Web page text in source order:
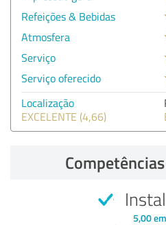
Refeições & Bebidas
Atmosfera
Serviço
Serviço oferecido
Localização
EXCELENTE (4,66)
5,00